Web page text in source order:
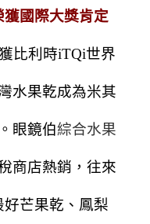
獲國際大獎肯定
比利時iTQi世界
水果乾成為米其
眼鏡伯綜合水果
商店熱銷，往來
芒果乾、鳳梨